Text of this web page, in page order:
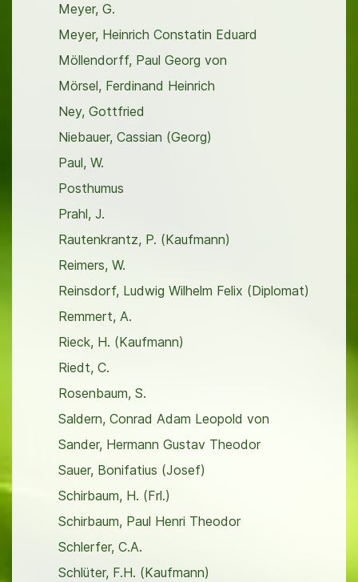
Meyer, G.
Meyer, Heinrich Constatin Eduard
Möllendorff, Paul Georg von
Mörsel, Ferdinand Heinrich
Ney, Gottfried
Niebauer, Cassian (Georg)
Paul, W.
Posthumus
Prahl, J.
Rautenkrantz, P. (Kaufmann)
Reimers, W.
Reinsdorf, Ludwig Wilhelm Felix (Diplomat)
Remmert, A.
Rieck, H. (Kaufmann)
Riedt, C.
Rosenbaum, S.
Saldern, Conrad Adam Leopold von
Sander, Hermann Gustav Theodor
Sauer, Bonifatius (Josef)
Schirbaum, H. (Frl.)
Schirbaum, Paul Henri Theodor
Schlerfer, C.A.
Schlüter, F.H. (Kaufmann)